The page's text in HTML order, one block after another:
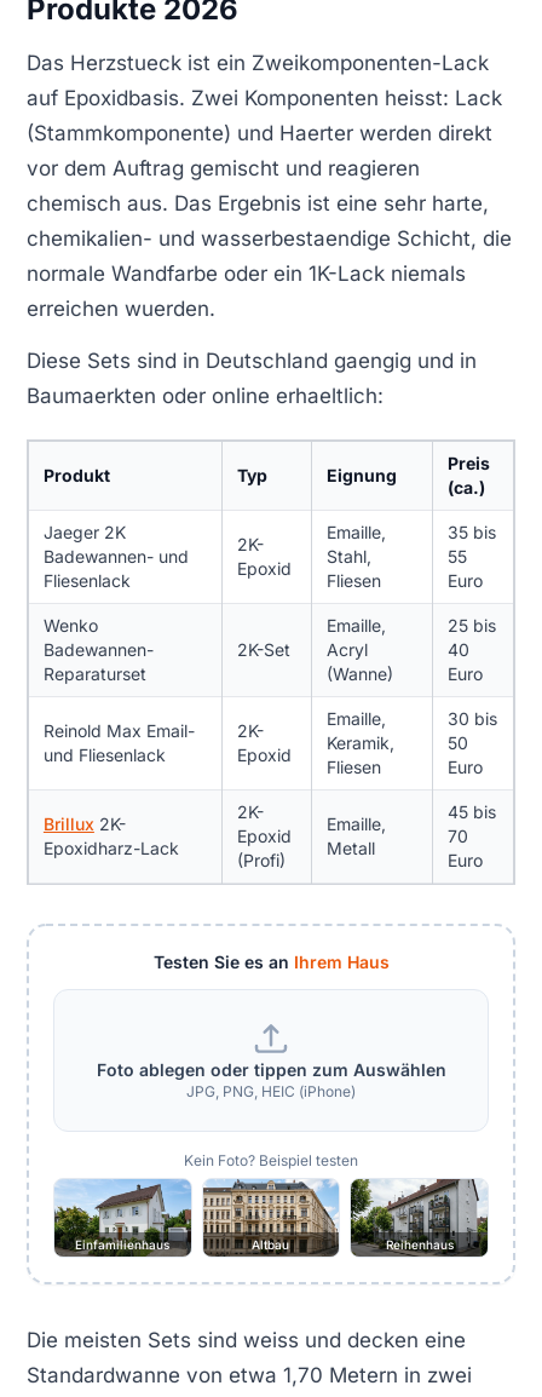
Produkte 2026
Das Herzstueck ist ein Zweikomponenten-Lack
auf Epoxidbasis. Zwei Komponenten heisst: Lack
(Stammkomponente) und Haerter werden direkt
vor dem Auftrag gemischt und reagieren
chemisch aus. Das Ergebnis ist eine sehr harte,
chemikalien- und wasserbestaendige Schicht, die
normale Wandfarbe oder ein 1K-Lack niemals
erreichen wuerden.
Diese Sets sind in Deutschland gaengig und in
Baumaerkten oder online erhaeltlich:
Produkt Typ Eignung
Preis
(ca.)
Jaeger 2K
Badewannen- und
Fliesenlack
2K-
Epoxid
Emaille,
Stahl,
Fliesen
35 bis
55
Euro
Wenko
Badewannen-
Reparaturset
2K-Set
Emaille,
Acryl
(Wanne)
25 bis
40
Euro
Reinold Max Email-
und Fliesenlack
2K-
Epoxid
Emaille,
Keramik,
Fliesen
30 bis
50
Euro
Brillux 2K-
Epoxidharz-Lack
2K-
Epoxid
(Profi)
Emaille,
Metall
45 bis
70
Euro
Testen Sie es an Ihrem Haus
Foto ablegen oder tippen zum Auswählen
JPG, PNG, HEIC (iPhone)
Kein Foto? Beispiel testen
Einfamilienhaus Altbau Reihenhaus
Die meisten Sets sind weiss und decken eine
Standardwanne von etwa 1,70 Metern in zwei